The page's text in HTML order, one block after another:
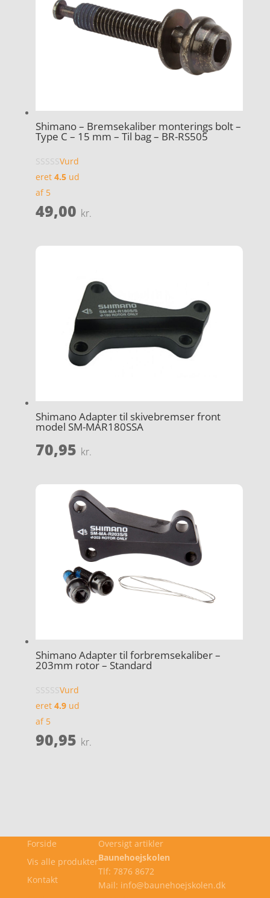
Shimano – Bremsekaliber monterings bolt –
Type C – 15 mm – Til bag – BR-RS505
Vurd
eret 4.5ud
af 5
49,00 kr.
Shimano Adapter til skivebremser front
model SM-MAR180SSA
70,95 kr.
Shimano Adapter til forbremsekaliber –
203mm rotor – Standard
Vurd
eret 4.9ud
af 5
90,95 kr.
Forside
Vis alle produkter
Kontakt
Oversigt artikler
Baunehoejskolen
Tlf: 7876 8672
Mail: info@baunehoejskolen.dk